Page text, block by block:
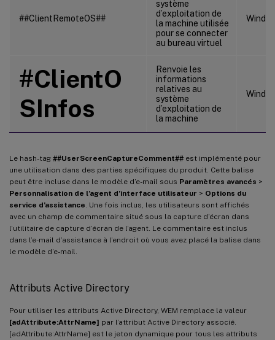
##ClientRemoteOS##
système
d’exploitation de
la machine utilisée
pour se connecter
au bureau virtuel
#ClientO
SInfos
Renvoie les
informations
relatives au
système
d’exploitation de
la machine
Le hash-tag ##UserScreenCaptureComment## est implémenté pour
une utilisation dans des parties spécifiques du produit. Cette balise
peut être incluse dans le modèle d’e-mail sous Paramètres avancés >
Personnalisation de l’agent d’interface utilisateur > Options du
service d’assistance . Une fois inclus, les utilisateurs sont affichés
avec un champ de commentaire situé sous la capture d’écran dans
l’utilitaire de capture d’écran de l’agent. Le commentaire est inclus
dans l’e-mail d’assistance à l’endroit où vous avez placé la balise dans
le modèle d’e-mail.
Attributs Active Directory
Pour utiliser les attributs Active Directory, WEM remplace la valeur
[adAttribute:AttrName] par l’attribut Active Directory associé.
[adAttribute:AttrName] est le jeton dynamique pour tous les attributs